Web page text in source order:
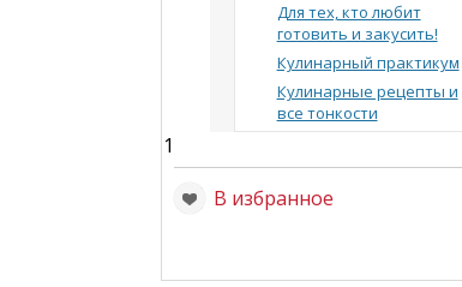
Для тех, кто любит
готовить и закусить!
Кулинарный практикум
Кулинарные рецепты и
все тонкости
1
В избранное